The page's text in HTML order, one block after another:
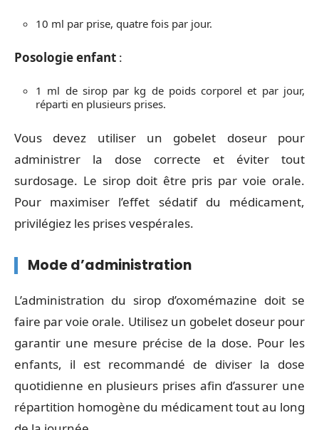
10 ml par prise, quatre fois par jour.
Posologie enfant :
1 ml de sirop par kg de poids corporel et par jour,
réparti en plusieurs prises.
Vous devez utiliser un gobelet doseur pour
administrer la dose correcte et éviter tout
surdosage. Le sirop doit être pris par voie orale.
Pour maximiser l’effet sédatif du médicament,
privilégiez les prises vespérales.
Mode d’administration
L’administration du sirop d’oxomémazine doit se
faire par voie orale. Utilisez un gobelet doseur pour
garantir une mesure précise de la dose. Pour les
enfants, il est recommandé de diviser la dose
quotidienne en plusieurs prises afin d’assurer une
répartition homogène du médicament tout au long